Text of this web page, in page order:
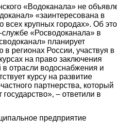
«Водоканала» не
«заинтересована в
всех крупных городах». Об
«Росводоканала» в
планирует
регионах России, участвуя в
на право заключения
отрасли водоснабжения и
курсу на развитие
партнерства, который
– ответили в
предприятие